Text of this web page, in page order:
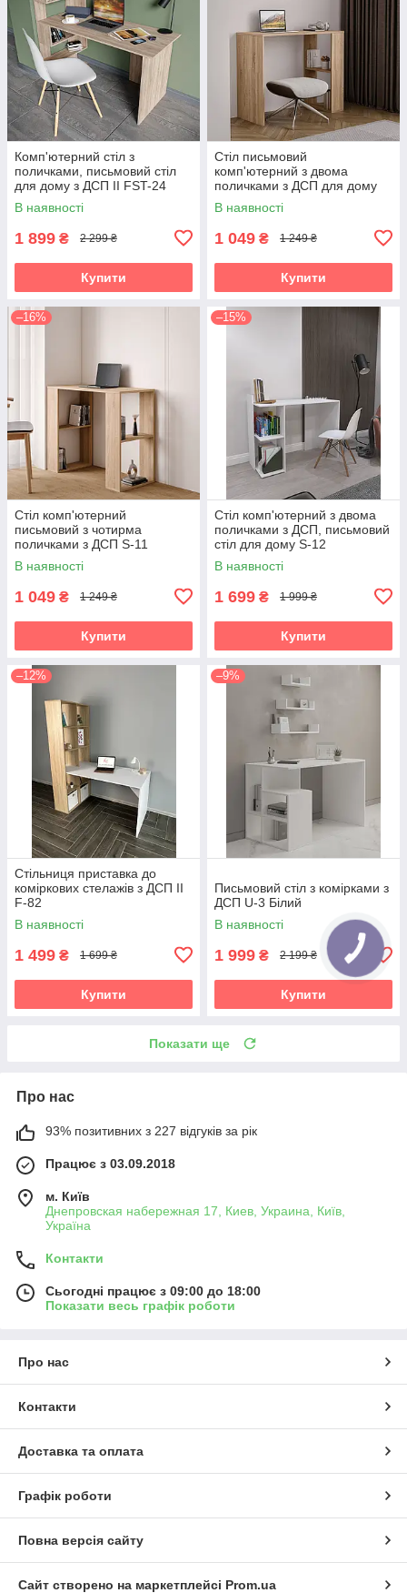
Комп'ютерний стіл з
поличками, письмовий стіл
для дому з ДСП II FST-24
В наявності
1 899 ₴ 2 299 ₴
Купити
Стіл письмовий
комп'ютерний з двома
поличками з ДСП для дому
S-10
В наявності
1 049 ₴ 1 249 ₴
Купити
–16%
Стіл комп'ютерний
письмовий з чотирма
поличками з ДСП S-11
В наявності
1 049 ₴ 1 249 ₴
Купити
–15%
Стіл комп'ютерний з двома
поличками з ДСП, письмовий
стіл для дому S-12
В наявності
1 699 ₴ 1 999 ₴
Купити
–12%
Стільниця приставка до
коміркових стелажів з ДСП II
F-82
В наявності
1 499 ₴ 1 699 ₴
Купити
–9%
Письмовий стіл з комірками з
ДСП U-3 Білий
В наявності
1 999 ₴ 2 199 ₴
Купити
Показати ще
Про нас
93% позитивних з 227 відгуків за рік
Працює з 03.09.2018
м. Київ
Днепровская набережная 17, Киев, Украина, Київ,
Україна
Контакти
Сьогодні працює з 09:00 до 18:00
Показати весь графік роботи
Про нас
Контакти
Доставка та оплата
Графік роботи
Повна версія сайту
Сайт створено на маркетплейсі Prom.ua